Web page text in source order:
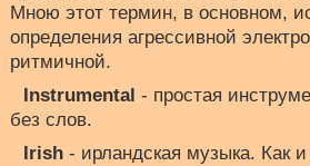
Мною этот термин, в основном,
определения агрессивной
ритмичной.
Instrumental - простая
без слов.
Irish - ирландская музыка. Как